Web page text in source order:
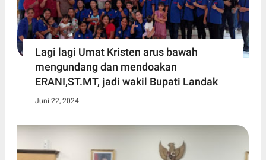
Lagi lagi Umat Kristen arus bawah
mengundang dan mendoakan
ERANI,ST.MT, jadi wakil Bupati Landak
Juni 22, 2024